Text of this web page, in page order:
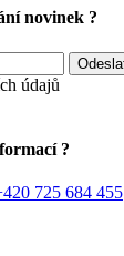
novinek ?
údajů
?
725 684 455